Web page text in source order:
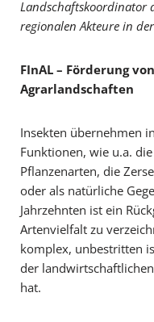
Landschaftskoordinator
regionalen Akteure in der
FInAL – Förderung
Agrarlandschaften
Insekten übernehmen
Funktionen, wie u.a.
Pflanzenarten, die
oder als natürliche
Jahrzehnten ist ein
Artenvielfalt zu
komplex, unbestritten
der
hat.